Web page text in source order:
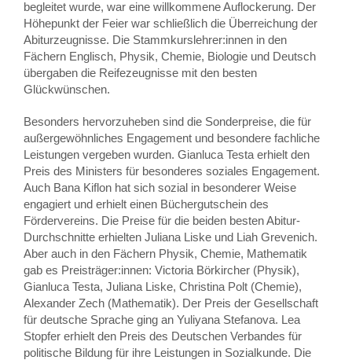
begleitet wurde, war eine willkommene Auflockerung. Der
Höhepunkt der Feier war schließlich die Überreichung der
Abiturzeugnisse. Die Stammkurslehrer:innen in den
Fächern Englisch, Physik, Chemie, Biologie und Deutsch
übergaben die Reifezeugnisse mit den besten
Glückwünschen.
Besonders hervorzuheben sind die Sonderpreise, die für
außergewöhnliches Engagement und besondere fachliche
Leistungen vergeben wurden. Gianluca Testa erhielt den
Preis des Ministers für besonderes soziales Engagement.
Auch Bana Kiflon hat sich sozial in besonderer Weise
engagiert und erhielt einen Büchergutschein des
Fördervereins. Die Preise für die beiden besten Abitur-
Durchschnitte erhielten Juliana Liske und Liah Grevenich.
Aber auch in den Fächern Physik, Chemie, Mathematik
gab es Preisträger:innen: Victoria Börkircher (Physik),
Gianluca Testa, Juliana Liske, Christina Polt (Chemie),
Alexander Zech (Mathematik). Der Preis der Gesellschaft
für deutsche Sprache ging an Yuliyana Stefanova. Lea
Stopfer erhielt den Preis des Deutschen Verbandes für
politische Bildung für ihre Leistungen in Sozialkunde. Die